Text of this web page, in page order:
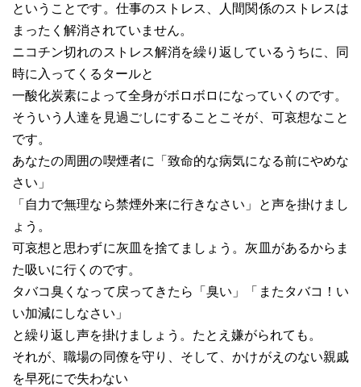
ということです。仕事のストレス、人間関係のストレスは
まったく解消されていません。
ニコチン切れのストレス解消を繰り返しているうちに、同
時に入ってくるタールと
一酸化炭素によって全身がボロボロになっていくのです。
そういう人達を見過ごしにすることこそが、可哀想なこと
です。
あなたの周囲の喫煙者に「致命的な病気になる前にやめな
さい」
「自力で無理なら禁煙外来に行きなさい」と声を掛けまし
ょう。
可哀想と思わずに灰皿を捨てましょう。灰皿があるからま
た吸いに行くのです。
タバコ臭くなって戻ってきたら「臭い」「またタバコ！い
い加減にしなさい」
と繰り返し声を掛けましょう。たとえ嫌がられても。
それが、職場の同僚を守り、そして、かけがえのない親戚
を早死にで失わない